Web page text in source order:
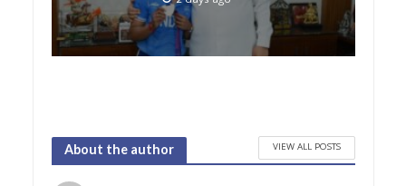
About the author VIEW ALL POSTS